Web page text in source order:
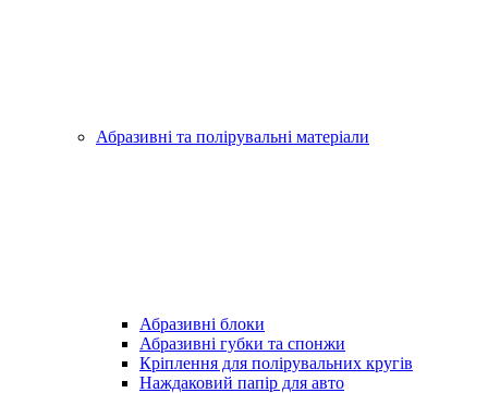
Абразивні та полірувальні матеріали
Абразивні блоки
Абразивні губки та спонжи
Кріплення для полірувальних кругів
Наждаковий папір для авто